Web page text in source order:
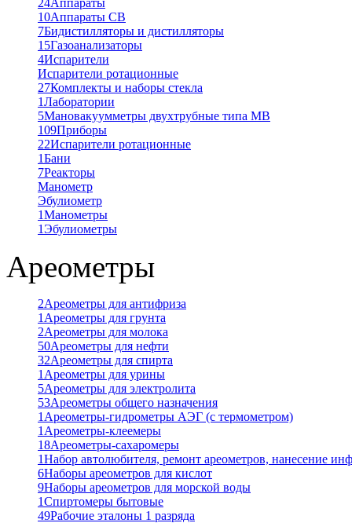
24Аппараты
10Аппараты СВ
7Бидистилляторы и дистилляторы
15Газоанализаторы
4Испарители
Испарители ротационные
27Комплекты и наборы стекла
1Лаборатории
5Мановакуумметры двухтрубные типа МВ
109Приборы
22Испарители ротационные
1Бани
7Реакторы
Манометр
Эбулиометр
1Манометры
1Эбулиометры
Ареометры
2Ареометры для антифриза
1 Ареометры для грунта
2Ареометры для молока
50Ареометры для нефти
32Ареометры для спирта
1 Ареометры для урины
5Ареометры для электролита
53Ареометры общего назначения
1 Ареометры-гидрометры АЭГ (с термометром)
1 Ареометры-клеемеры
18Ареометры-сахаромеры
1Набор автолюбителя, ремонт ареометров, нанесение
6Наборы ареометров для кислот
9Наборы ареометров для морской воды
1Спиртомеры бытовые
49Рабочие эталоны 1 разряда